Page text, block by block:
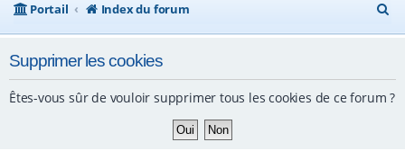
Portail
Index du forum
e
Supprimer les cookies
Êtes-vous sûr de vouloir supprimer tous les cookies de ce forum ?